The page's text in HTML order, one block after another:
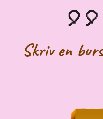
Skriv en